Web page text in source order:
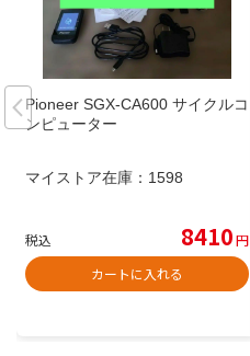
Pioneer SGX-CA600 サイクルコ
ンピューター
マイストア在庫： 1598
税込 8410円
カートに入れる